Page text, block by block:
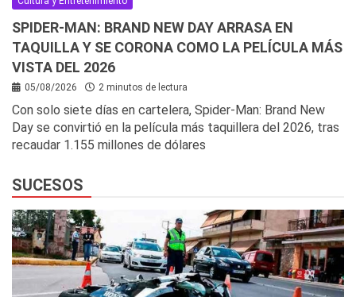
SPIDER-MAN: BRAND NEW DAY ARRASA EN
TAQUILLA Y SE CORONA COMO LA PELÍCULA MÁS
VISTA DEL 2026
05/08/2026 2 minutos de lectura
Con solo siete días en cartelera, Spider-Man: Brand New
Day se convirtió en la película más taquillera del 2026, tras
recaudar 1.155 millones de dólares
SUCESOS